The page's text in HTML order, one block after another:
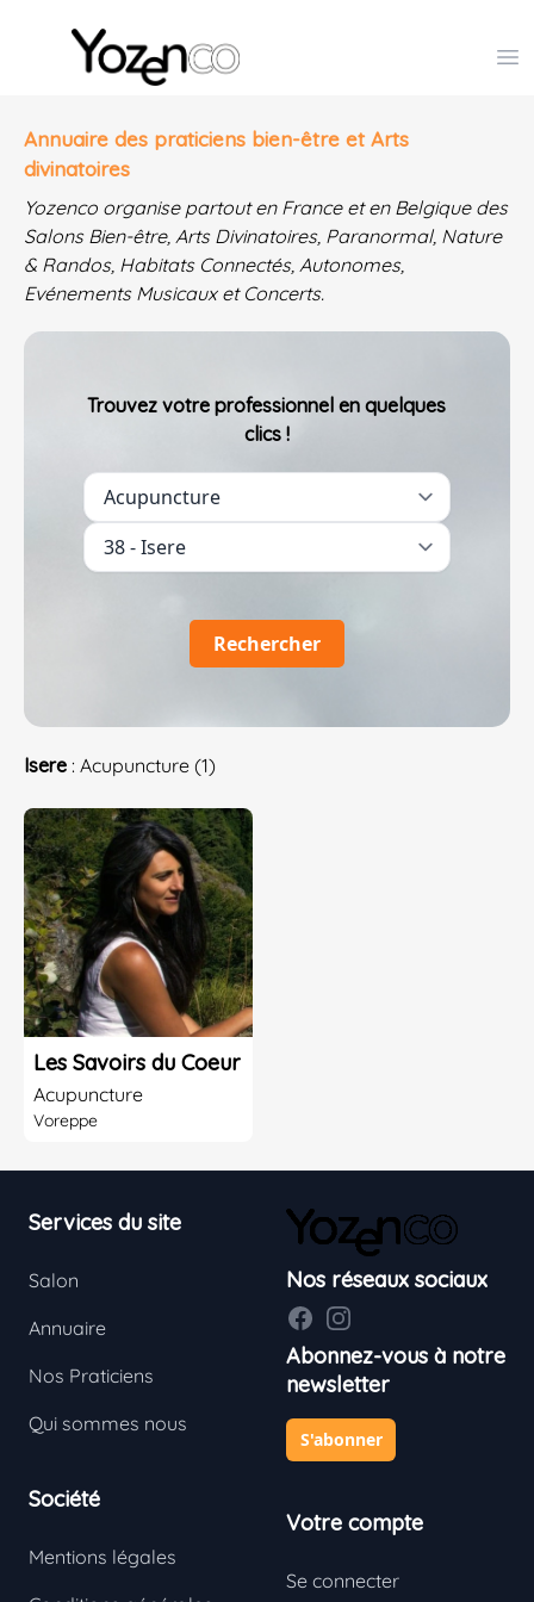
Yozenco - Organisateur de Salons, Evénements et
Annuaire des praticiens bien-être et Arts
divinatoires
Yozenco organise partout en France et en Belgique des
Salons Bien-être, Arts Divinatoires, Paranormal, Nature
& Randos, Habitats Connectés, Autonomes,
Evénements Musicaux et Concerts.
Trouvez votre professionnel en quelques
clics !
Rechercher
Isere : Acupuncture (1)
Les Savoirs du Coeur
Acupuncture
Voreppe
Services du site
Salon
Annuaire
Nos Praticiens
Qui sommes nous
Société
Mentions légales
Nos réseaux sociaux
FacebookInstagram
Abonnez-vous à notre
newsletter
S'abonner
Votre compte
Se connecter